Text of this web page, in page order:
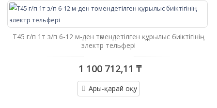
Т45 г/п 1т з/п 6-12 м-ден төмендетілген құрылыс биіктігінің
электр тельфері
1 100 712,11 ₸
Ары-қарай оқу